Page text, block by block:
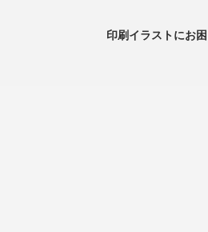
印刷イラストにお